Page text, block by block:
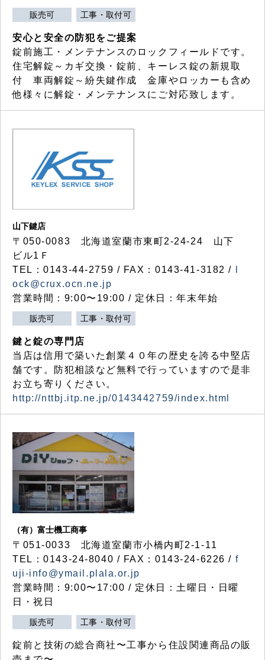
販売可 工事・取付可
安心と安全の防犯をご提案
錠前施工・メンテナンスのロックフィールドです。
住宅解錠～カギ交換・錠前、キーレス錠の新規取
付 車両解錠～紛失鍵作成 金庫やロッカーも含め
他様々に解錠・メンテナンスにご対応致します。
山下鍵店
〒050-0083 北海道室蘭市東町2-24-24 山下
ビル1Ｆ
TEL：0143-44-2759 / FAX：0143-41-3182 /
ock@crux.ocn.ne.jp
営業時間：9:00〜19:00 / 定休日：年末年始
販売可 工事・取付可
鍵と錠の専門店
当店は信用で築いた創業４０年の歴史を誇る中堅店
舗です。防犯相談など無料で行っていますので是非
お立ち寄りください。
http://nttbj.itp.ne.jp/0143442759/index.html
（有）富士機工商事
〒051-0033 北海道室蘭市小橋内町2-1-11
TEL：0143-24-8040 / FAX：0143-24-6226 / f
uji-info@ymail.plala.or.jp
営業時間：9:00〜17:00 / 定休日：土曜日・日曜
日・祝日
販売可 工事・取付可
錠前と技術の総合商社〜工事から住設関連商品の販